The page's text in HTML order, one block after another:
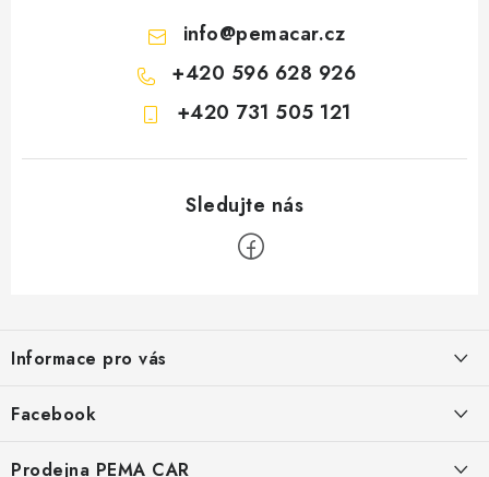
info@pemacar.cz
+420 596 628 926
+420 731 505 121
p
a
Informace pro vás
Facebook
Prodejna PEMA CAR